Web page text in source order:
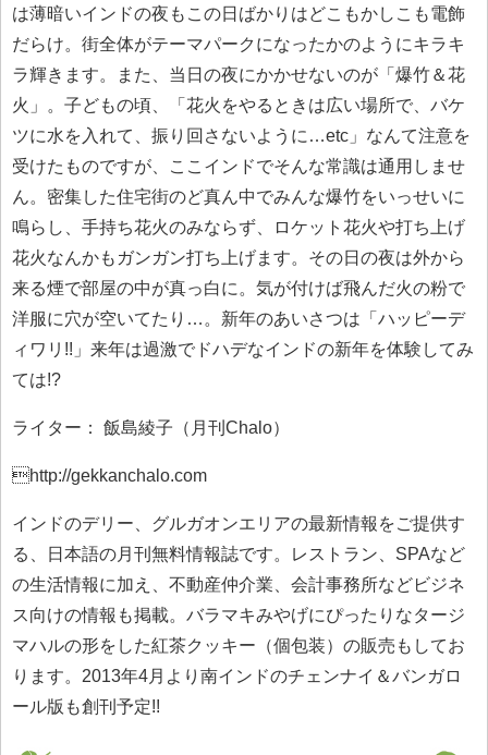
は薄暗いインドの夜もこの日ばかりはどこもかしこも電飾
だらけ。街全体がテーマパークになったかのようにキラキ
ラ輝きます。また、当日の夜にかかせないのが「爆竹＆花
火」。子どもの頃、「花火をやるときは広い場所で、バケ
ツに水を入れて、振り回さないように…etc」なんて注意を
受けたものですが、ここインドでそんな常識は通用しませ
ん。密集した住宅街のど真ん中でみんな爆竹をいっせいに
鳴らし、手持ち花火のみならず、ロケット花火や打ち上げ
花火なんかもガンガン打ち上げます。その日の夜は外から
来る煙で部屋の中が真っ白に。気が付けば飛んだ火の粉で
洋服に穴が空いてたり…。新年のあいさつは「ハッピーデ
ィワリ!!」来年は過激でドハデなインドの新年を体験してみ
ては!?
ライター： 飯島綾子（月刊Chalo）
http://gekkanchalo.com
インドのデリー、グルガオンエリアの最新情報をご提供す
る、日本語の月刊無料情報誌です。レストラン、SPAなど
の生活情報に加え、不動産仲介業、会計事務所などビジネ
ス向けの情報も掲載。バラマキみやげにぴったりなタージ
マハルの形をした紅茶クッキー（個包装）の販売もしてお
ります。2013年4月より南インドのチェンナイ＆バンガロ
ール版も創刊予定!!